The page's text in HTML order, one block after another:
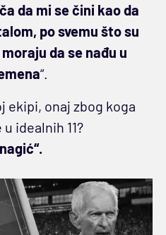
da mi se čini kao da
po svemu što su
da se nađu u
“.
ekipi, onaj zbog koga
idealnih 11?